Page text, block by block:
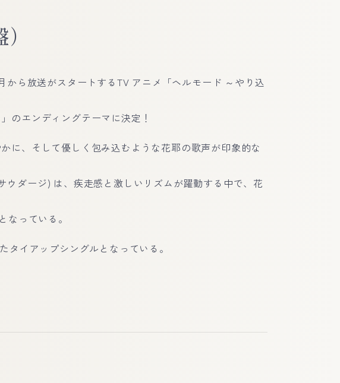
から放送がスタートするTV アニメ「ヘルモード ～やり込
のエンディングテーマに決定！
に、そして優しく包み込むような花耶の歌声が印象的な
ウダージ) は、疾走感と激しいリズムが躍動する中で、花
なっている。
タイアップシングルとなっている。